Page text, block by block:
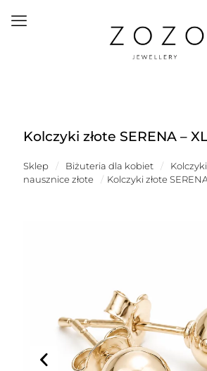
Kolczyki złote SERENA –
Sklep / Biżuteria dla kobiet / Kolczyki
nausznice złote
/ Kolczyki złote